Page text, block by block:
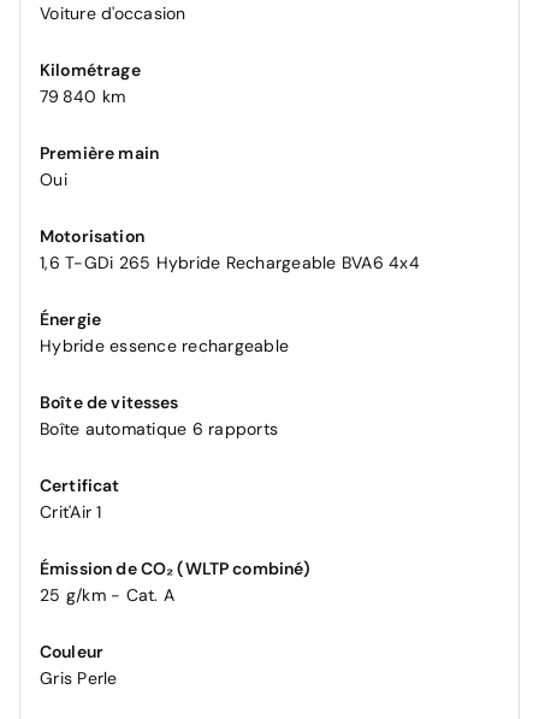
Voiture d'occasion
Kilométrage
79 840 km
Première main
Oui
Motorisation
1,6 T-GDi 265 Hybride Rechargeable BVA6 4x4
Énergie
Hybride essence rechargeable
Boîte de vitesses
Boîte automatique 6 rapports
Certificat
Crit'Air 1
Émission de CO₂ (WLTP combiné)
25 g/km - Cat. A
Couleur
Gris Perle